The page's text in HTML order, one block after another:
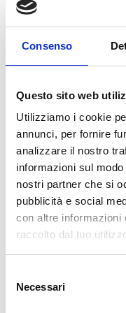
Consenso
Questo sito web
Utilizziamo i cookie
annunci, per fornire
analizzare il nostro
informazioni sul
nostri partner che si
pubblicità e social
con altre informazioni
raccolto dal tuo
delNecessari
Illiquido
fluido che evita
suo rabbocco
IMPIANTO
Soprattutto
climatizzazione
drasticamente il
check up verrà